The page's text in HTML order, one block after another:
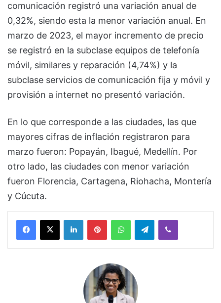
comunicación registró una variación anual de
0,32%, siendo esta la menor variación anual. En
marzo de 2023, el mayor incremento de precio
se registró en la subclase equipos de telefonía
móvil, similares y reparación (4,74%) y la
subclase servicios de comunicación fija y móvil y
provisión a internet no presentó variación.
En lo que corresponde a las ciudades, las que
mayores cifras de inflación registraron para
marzo fueron: Popayán, Ibagué, Medellín. Por
otro lado, las ciudades con menor variación
fueron Florencia, Cartagena, Riohacha, Montería
y Cúcuta.
Facebook
X LinkedInPinterestWhatsAppTelegramViber